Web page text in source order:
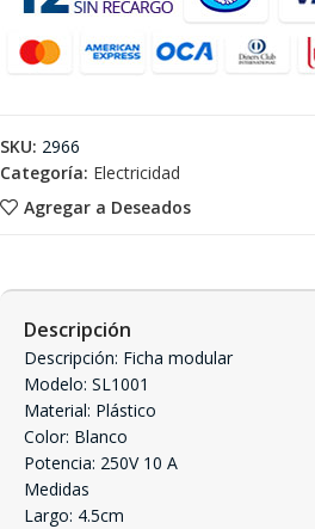
Agregar a Deseados
SKU: 2966
Categoría: Electricidad
Descripción
Descripción: Ficha modular
Modelo: SL1001
Material: Plástico
Color: Blanco
Potencia: 250V 10 A
Medidas
Largo: 4.5cm